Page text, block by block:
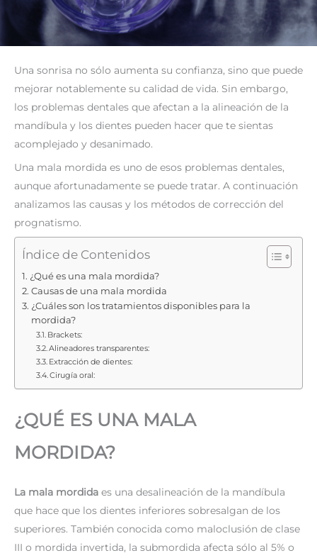
Una sonrisa no sólo aumenta su confianza, sino que puede
mejorar notablemente su calidad de vida. Sin embargo,
los problemas dentales que afectan a la alineación de la
mandíbula y los dientes pueden hacer que te sientas
acomplejado y desanimado.
Una mala mordida es uno de esos problemas dentales,
aunque afortunadamente se puede tratar. A continuación
analizamos las causas y los métodos de corrección del
prognatismo.
Índice de Contenidos
¿Qué es una mala mordida?
Causas de una mala mordida
¿Cuáles son los tratamientos disponibles para la
mordida?
Brackets:
Alineadores transparentes:
Extracción de dientes:
Cirugía oral:
¿QUÉ ES UNA MALA
MORDIDA?
La mala mordida es una desalineación de la mandíbula
que hace que los dientes inferiores sobresalgan de los
superiores. También conocida como maloclusión de clase
III o mordida invertida, la submordida afecta sólo al 5% o